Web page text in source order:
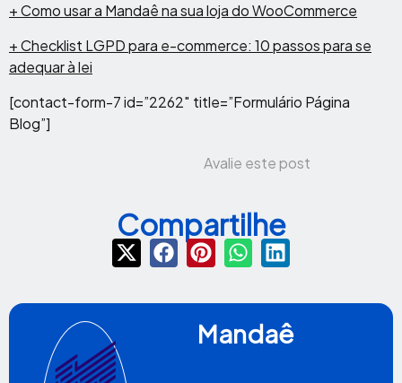
+ Como usar a Mandaê na sua loja do WooCommerce
+ Checklist LGPD para e-commerce: 10 passos para se
adequar à lei
[contact-form-7 id=”2262″ title=”Formulário Página
Blog”]
Avalie este post
Compartilhe
Mandaê